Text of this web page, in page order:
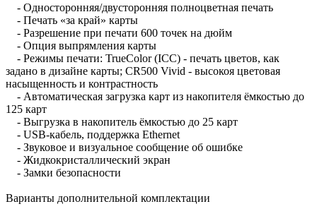
- Односторонняя/двусторонняя полноцветная печать
- Печать «за край» карты
- Разрешение при печати 600 точек на дюйм
- Опция выпрямления карты
- Режимы печати: TrueColor (ICC) - печать цветов, как
задано в дизайне карты; CR500 Vivid - высокоя цветовая
насыщенность и контрастность
- Автоматическая загрузка карт из накопителя ёмкостью до
125 карт
- Выгрузка в накопитель ёмкостью до 25 карт
- USB-кабель, поддержка Ethernet
- Звуковое и визуальное сообщение об ошибке
- Жидкокристаллический экран
- Замки безопасности
Варианты дополнительной комплектации